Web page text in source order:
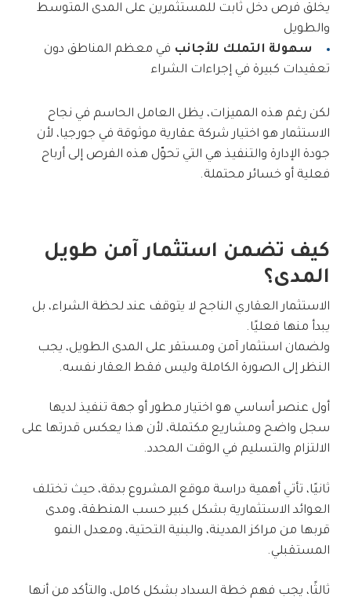
يخلق فرص دخل ثابت للمستثمرين على المدى المتوسط
والطويل
سهولة التملك للأجانب في معظم المناطق دون
تعقيدات كبيرة في إجراءات الشراء
لكن رغم هذه المميزات، يظل العامل الحاسم في نجاح
الاستثمار هو اختيار شركة عقارية موثوقة في جورجيا، لأن
جودة الإدارة والتنفيذ هي التي تحوّل هذه الفرص إلى أرباح
فعلية أو خسائر محتملة.
كيف تضمن استثمار آمن طويل
المدى؟
الاستثمار العقاري الناجح لا يتوقف عند لحظة الشراء، بل
يبدأ منها فعليًا.
ولضمان استثمار آمن ومستقر على المدى الطويل، يجب
النظر إلى الصورة الكاملة وليس فقط العقار نفسه.
أول عنصر أساسي هو اختيار مطور أو جهة تنفيذ لديها
سجل واضح ومشاريع مكتملة، لأن هذا يعكس قدرتها على
الالتزام والتسليم في الوقت المحدد.
ثانيًا، تأتي أهمية دراسة موقع المشروع بدقة، حيث تختلف
العوائد الاستثمارية بشكل كبير حسب المنطقة، ومدى
قربها من مراكز المدينة، والبنية التحتية، ومعدل النمو
المستقبلي.
ثالثًا، يجب فهم خطة السداد بشكل كامل، والتأكد من أنها